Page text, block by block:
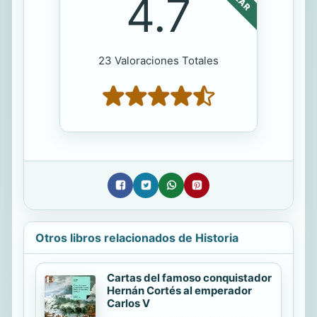
4.7
23 Valoraciones Totales
Otros libros relacionados de Historia
Cartas del famoso conquistador
Hernán Cortés al emperador
Carlos V